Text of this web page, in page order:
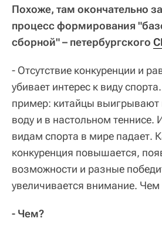
Похоже, там окончательно
процесс формирования
сборной" – петербургского
- Отсутствие конкуренции и
убивает интерес к виду
пример: китайцы выигрывают
воду и в настольном теннисе.
видам спорта в мире падает.
конкуренция повышается,
возможности и разные
увеличивается внимание.
- Чем?